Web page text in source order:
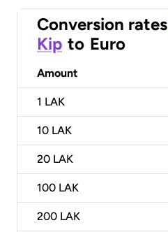
Conversion rates
Kip to Euro
Amount
1 LAK
10 LAK
20 LAK
100 LAK
200 LAK